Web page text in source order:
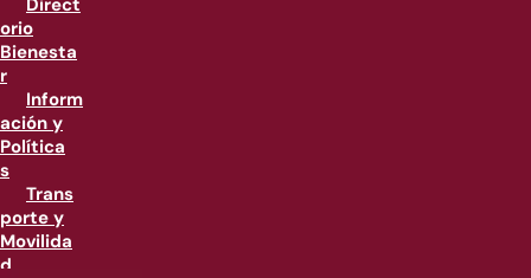
Direct
orio
Bienesta
r
Inform
ación y
Política
s
Trans
porte y
Movilida
d